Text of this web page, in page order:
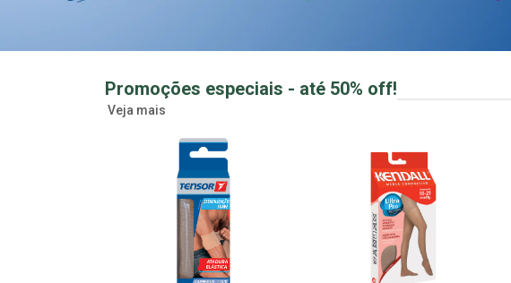
Promoções especiais - até 50% off!
Veja mais